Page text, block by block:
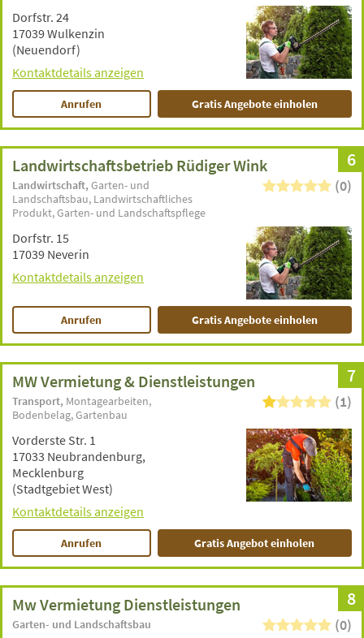
Dorfstr. 24
17039 Wulkenzin
(Neuendorf)
Kontaktdetails anzeigen
Anrufen Gratis Angebote einholen
6
Landwirtschaftsbetrieb Rüdiger Wink
Landwirtschaft Garten- und
Landschaftsbau Landwirtschaftliches
Produkt Garten- und Landschaftspflege
(0)
Dorfstr. 15
17039 Neverin
Kontaktdetails anzeigen
Anrufen Gratis Angebote einholen
7
MW Vermietung & Dienstleistungen
Transport Montagearbeiten
Bodenbelag Gartenbau
(1)
Vorderste Str. 1
17033 Neubrandenburg,
Mecklenburg
(Stadtgebiet West)
Kontaktdetails anzeigen
Anrufen Gratis Angebot einholen
8
Mw Vermietung Dienstleistungen
Garten- und Landschaftsbau (0)